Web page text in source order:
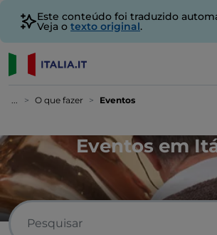
Este conteúdo foi traduzido
Veja o texto original.
... O que fazer Eventos
Eventos em